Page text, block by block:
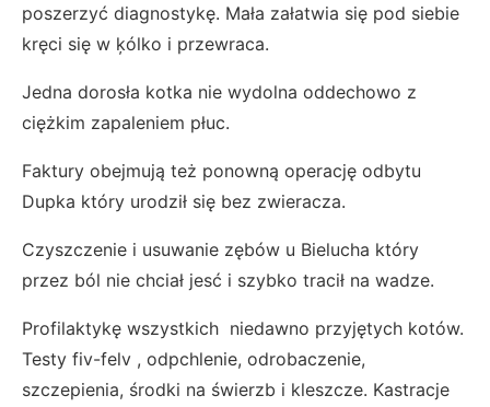
poszerzyć diagnostykę. Mała załatwia się pod siebie
kręci się w ķólko i przewraca.
Jedna dorosła kotka nie wydolna oddechowo z
ciężkim zapaleniem płuc.
Faktury obejmują też ponowną operację odbytu
Dupka który urodził się bez zwieracza.
Czyszczenie i usuwanie zębów u Bielucha który
przez ból nie chciał jesć i szybko tracił na wadze.
Profilaktykę wszystkich niedawno przyjętych kotów.
Testy fiv-felv , odpchlenie, odrobaczenie,
szczepienia, środki na świerzb i kleszcze. Kastracje